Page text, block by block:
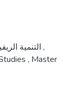
التنمية ,
, Master